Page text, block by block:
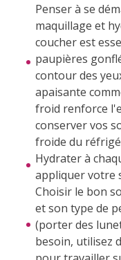
Penser à se
maquillage et
coucher est
paupières
contour des
apaisante
froid renforce
conserver vos
froide du
Hydrater à
appliquer votre
Choisir le bon
et son type de
(porter des
besoin, utilisez